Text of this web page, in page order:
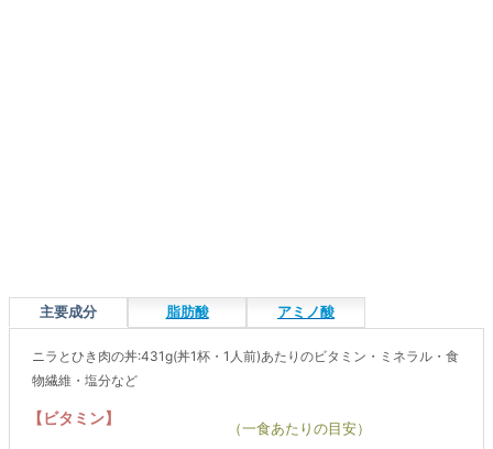
主要成分 脂肪酸 アミノ酸
ニラとひき肉の丼:431g(丼1杯・1人前)あたりのビタミン・ミネラル・食
物繊維・塩分など
【ビタミン】
（一食あたりの目安）